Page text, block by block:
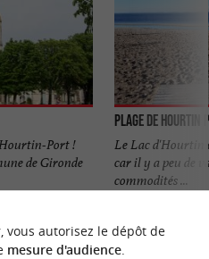
Port !
de Gironde
Plage de Hourtin
Le Lac d'Hourtin
car il y a peu de
commodités ...
vous autorisez le dépôt de
mesure d'audience.